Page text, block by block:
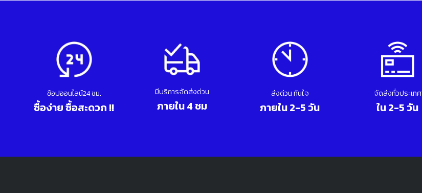
ช้อปออนไลน์24 ชม.
ซื้อง่าย ซื้อสะดวก !!
มีบริการจัดส่งด่วน
ภายใน 4 ชม
ส่งด่วน ทันใจ
ภายใน 2-5 วัน
จัดส่งทั่วประเทศ
ใน 2-5 วัน